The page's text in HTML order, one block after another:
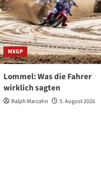
MXGP
Lommel: Was die Fahrer
wirklich sagten
Ralph Marzahn 5. August 2026